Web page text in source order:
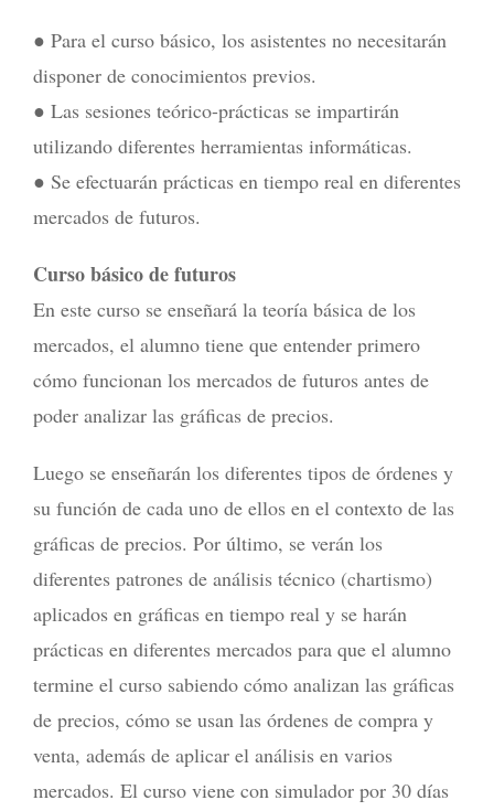
● Para el curso básico, los asistentes no necesitarán
disponer de conocimientos previos.
● Las sesiones teórico-prácticas se impartirán
utilizando diferentes herramientas informáticas.
● Se efectuarán prácticas en tiempo real en diferentes
mercados de futuros.
Curso básico de futuros
En este curso se enseñará la teoría básica de los
mercados, el alumno tiene que entender primero
cómo funcionan los mercados de futuros antes de
poder analizar las gráficas de precios.
Luego se enseñarán los diferentes tipos de órdenes y
su función de cada uno de ellos en el contexto de las
gráficas de precios. Por último, se verán los
diferentes patrones de análisis técnico (chartismo)
aplicados en gráficas en tiempo real y se harán
prácticas en diferentes mercados para que el alumno
termine el curso sabiendo cómo analizan las gráficas
de precios, cómo se usan las órdenes de compra y
venta, además de aplicar el análisis en varios
mercados. El curso viene con simulador por 30 días